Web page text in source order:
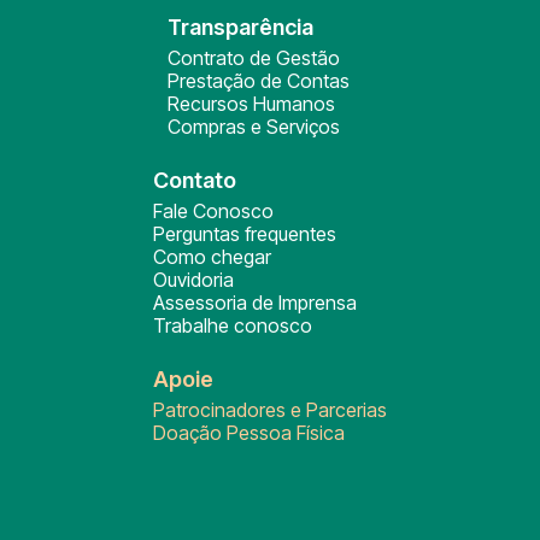
Transparência
Contrato de Gestão
Prestação de Contas
Recursos Humanos
Compras e Serviços
Contato
Fale Conosco
Perguntas frequentes
Como chegar
Ouvidoria
Assessoria de Imprensa
Trabalhe conosco
Apoie
Patrocinadores e Parcerias
Doação Pessoa Física